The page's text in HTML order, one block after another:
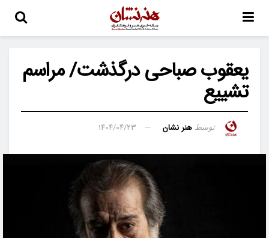
یعقوب صباحی درگذشت/ مراسم
تشییع
توسط هنر نشان ۱۴۰۴/۰۴/۲۳